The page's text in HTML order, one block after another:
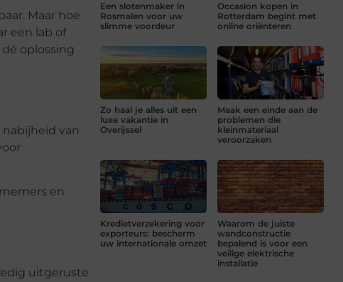
Maar hoe
een lab of
oplossing
van
en
uitgeruste
Een slotenmaker in
Rosmalen voor uw
slimme voordeur
Occasion kopen in
Rotterdam begint met
online oriënteren
Zo haal je alles uit een
luxe vakantie in
Overijssel
Maak een einde aan de
problemen die
kleinmateriaal
veroorzaken
Kredietverzekering voor
exporteurs: bescherm
uw internationale omzet
Waarom de juiste
wandconstructie
bepalend is voor een
veilige elektrische
installatie